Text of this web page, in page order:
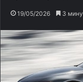
19/05/2026 3